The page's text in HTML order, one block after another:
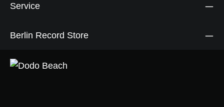
Service
Berlin Record Store